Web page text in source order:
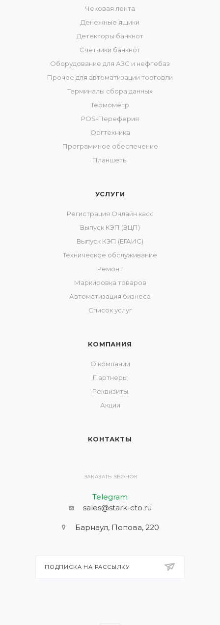
Чековая лента
Денежные ящики
Детекторы банкнот
Счетчики банкнот
Оборудование для АЗС и нефтебаз
Прочее для автоматизации торговли
Терминалы сбора данных
Термометр
POS-Переферия
Оргтехника
Программное обеспечение
Планшеты
УСЛУГИ
Регистрация Онлайн касс
Выпуск КЭП (ЭЦП)
Выпуск КЭП (ЕГАИС)
Техническое обслуживание
Ремонт
Маркировка товаров
Автоматизация бизнеса
Список услуг
КОМПАНИЯ
О компании
Партнеры
Реквизиты
Акции
КОНТАКТЫ
ЗАКАЗАТЬ ЗВОНОК
Telegram
sales@stark-cto.ru
Барнаул, Попова, 220
ПОДПИСКА НА РАССЫЛКУ